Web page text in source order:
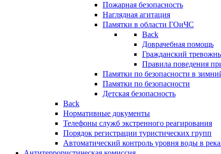
Пожарная безопасность
Наглядная агитация
Памятки в области ГОиЧС
Back
Доврачебная помощь
Гражданский
Правила поведения
Памятки по безопасности в
Памятки по безопасности
Детская безопасность
Back
Нормативные документы
Телефоны служб экстренного реагирования
Порядок регистрации туристических групп
Автоматический контроль уровня воды в